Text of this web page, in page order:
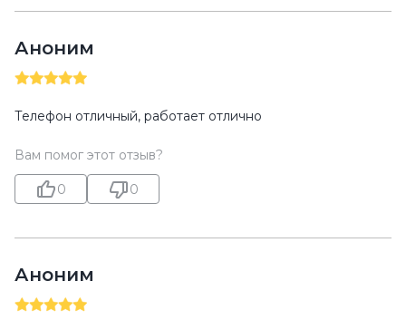
Аноним
Телефон отличный, работает отлично
Вам помог этот отзыв?
0 0
Аноним